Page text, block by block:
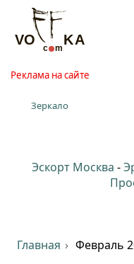
Реклама на сайте
Зеркало
Эскорт Москва -
Главная Февраль